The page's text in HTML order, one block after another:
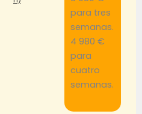
para tres
semanas.
4 980 €
para
cuatro
semanas.